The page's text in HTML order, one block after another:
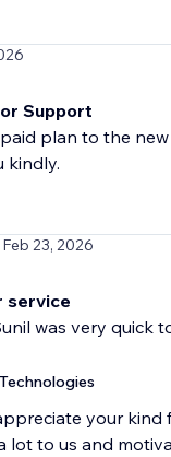
Support
plan to the
kindly.
23, 2026
service
was very quick
your kind
lot to us and